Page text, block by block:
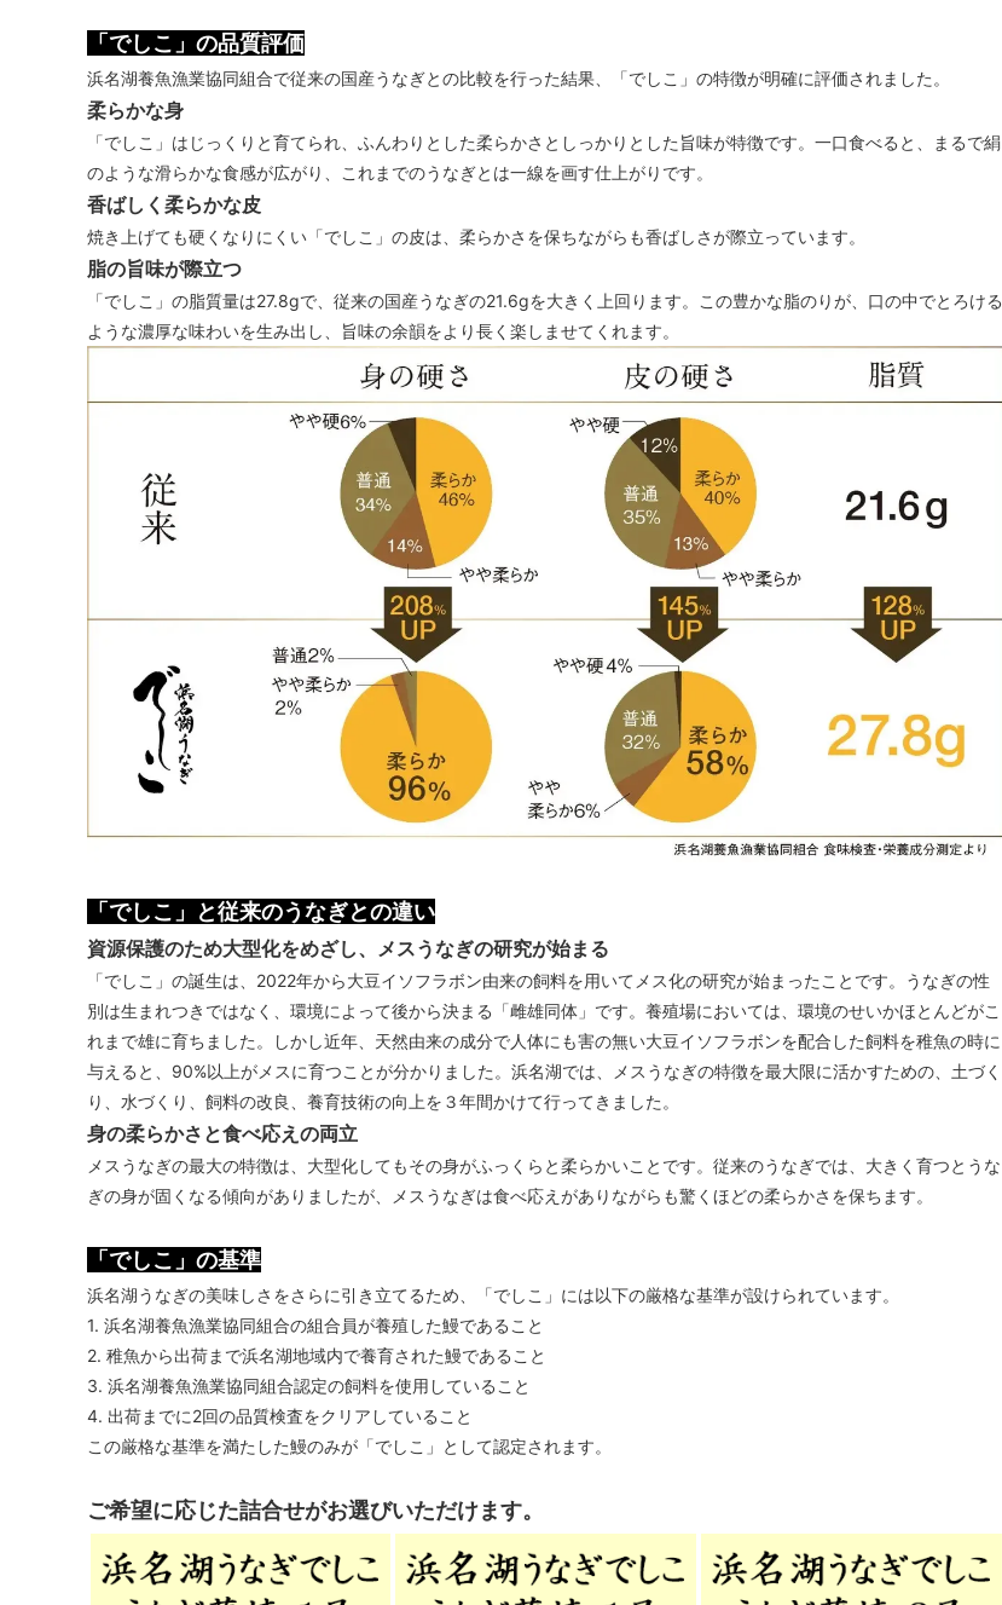
「でしこ」の品質評価
浜名湖養魚漁業協同組合で従来の国産うなぎとの比較を行った結果、「でしこ」の特徴が明確に評価されました。
柔らかな身
「でしこ」はじっくりと育てられ、ふんわりとした柔らかさとしっかりとした旨味が特徴です。一口食べると、まるで絹
のような滑らかな食感が広がり、これまでのうなぎとは一線を画す仕上がりです。
香ばしく柔らかな皮
焼き上げても硬くなりにくい「でしこ」の皮は、柔らかさを保ちながらも香ばしさが際立っています。
脂の旨味が際立つ
「でしこ」の脂質量は27.8gで、従来の国産うなぎの21.6gを大きく上回ります。この豊かな脂のりが、口の中でとろける
ような濃厚な味わいを生み出し、旨味の余韻をより長く楽しませてくれます。
「でしこ」と従来のうなぎとの違い
資源保護のため大型化をめざし、メスうなぎの研究が始まる
「でしこ」の誕生は、2022年から大豆イソフラボン由来の飼料を用いてメス化の研究が始まったことです。うなぎの性
別は生まれつきではなく、環境によって後から決まる「雌雄同体」です。養殖場においては、環境のせいかほとんどがこ
れまで雄に育ちました。しかし近年、天然由来の成分で人体にも害の無い大豆イソフラボンを配合した飼料を稚魚の時に
与えると、90%以上がメスに育つことが分かりました。浜名湖では、メスうなぎの特徴を最大限に活かすための、土づく
り、水づくり、飼料の改良、養育技術の向上を３年間かけて行ってきました。
身の柔らかさと食べ応えの両立
メスうなぎの最大の特徴は、大型化してもその身がふっくらと柔らかいことです。従来のうなぎでは、大きく育つとうな
ぎの身が固くなる傾向がありましたが、メスうなぎは食べ応えがありながらも驚くほどの柔らかさを保ちます。
「でしこ」の基準
浜名湖うなぎの美味しさをさらに引き立てるため、「でしこ」には以下の厳格な基準が設けられています。
1. 浜名湖養魚漁業協同組合の組合員が養殖した鰻であること
2. 稚魚から出荷まで浜名湖地域内で養育された鰻であること
3. 浜名湖養魚漁業協同組合認定の飼料を使用していること
4. 出荷までに2回の品質検査をクリアしていること
この厳格な基準を満たした鰻のみが「でしこ」として認定されます。
ご希望に応じた詰合せがお選びいただけます。